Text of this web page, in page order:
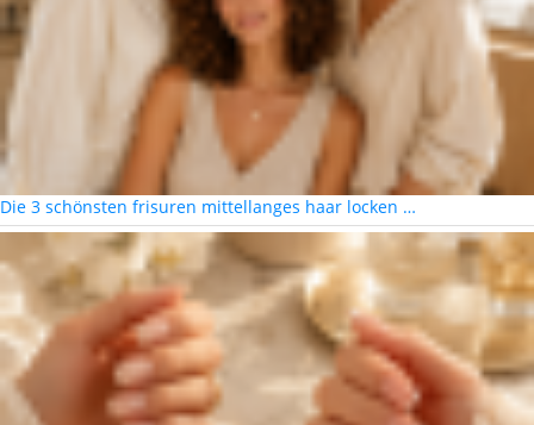
Die 3 schönsten frisuren mittellanges haar locken …